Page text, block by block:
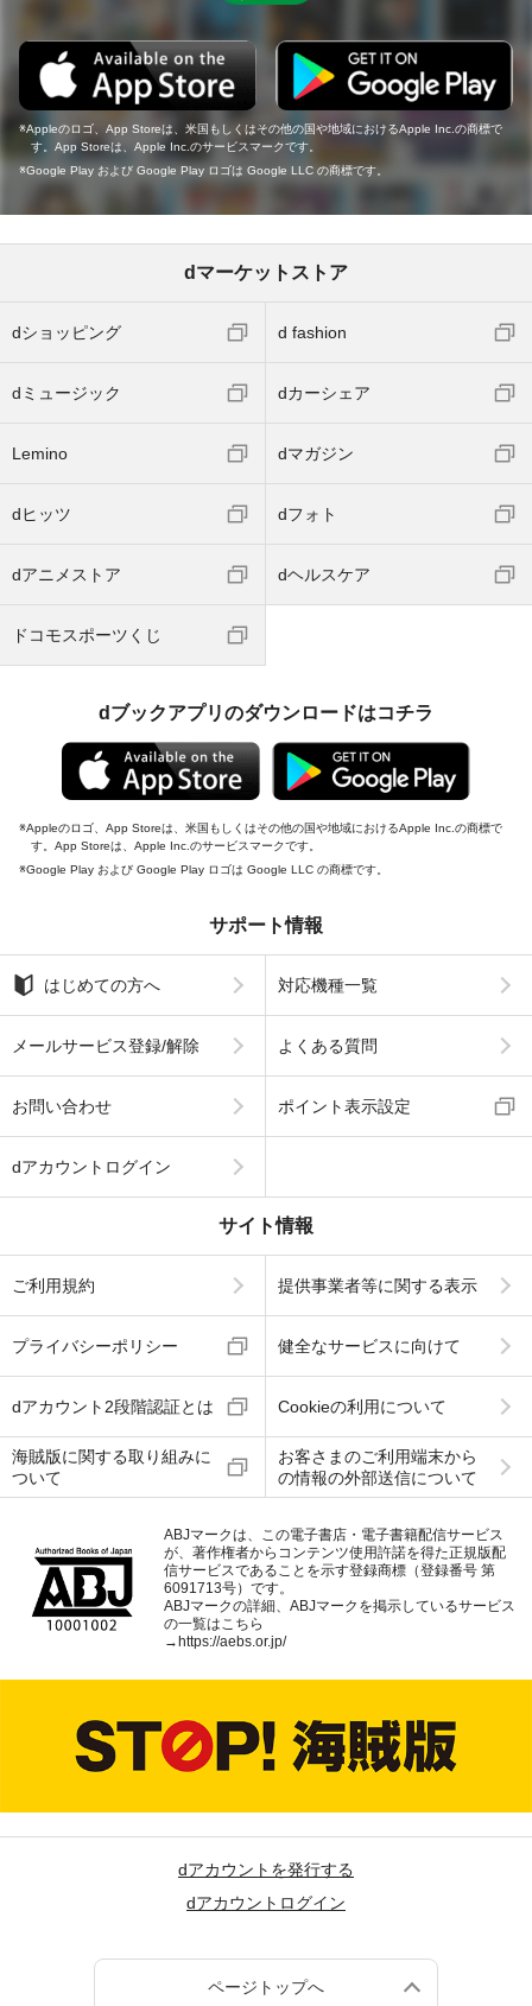
Appleのロゴ、App Storeは、米国もしくはその他の国や地域におけるApple Inc.の商標で
す。App Storeは、Apple Inc.のサービスマークです。
Google Play および Google Play ロゴは Google LLC の商標です。
dマーケットストア
dショッピング d fashion
dミュージック dカーシェア
Lemino dマガジン
dヒッツ dフォト
dアニメストア dヘルスケア
ドコモスポーツくじ
dブックアプリのダウンロードはコチラ
Appleのロゴ、App Storeは、米国もしくはその他の国や地域におけるApple Inc.の商標で
す。App Storeは、Apple Inc.のサービスマークです。
Google Play および Google Play ロゴは Google LLC の商標です。
サポート情報
はじめての方へ 対応機種一覧
メールサービス登録/解除 よくある質問
お問い合わせ ポイント表示設定
dアカウントログイン
サイト情報
ご利用規約 提供事業者等に関する表示
プライバシーポリシー 健全なサービスに向けて
dアカウント2段階認証とは Cookieの利用について
海賊版に関する取り組みに
ついて
お客さまのご利用端末から
の情報の外部送信について
ABJマークは、この電子書店・電子書籍配信サービス
が、著作権者からコンテンツ使用許諾を得た正規版配
信サービスであることを示す登録商標（登録番号 第
6091713号）です。
ABJマークの詳細、ABJマークを掲示しているサービス
の一覧はこちら
→ https://aebs.or.jp/
dアカウントを発行する
dアカウントログイン
ページトップへ